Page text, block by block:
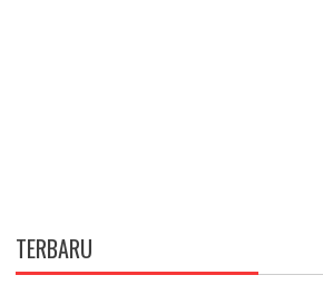
TERBARU